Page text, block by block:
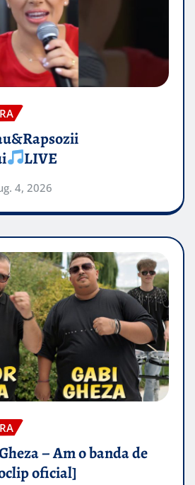
LIVE
4, 2026
– Am o banda de
oficial]